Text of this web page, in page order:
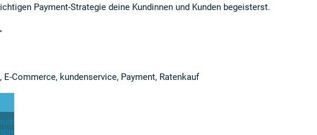
Payment-Strategie deine Kundinnen und Kunden begeisterst.
, E-Commerce, kundenservice, Payment, Ratenkauf